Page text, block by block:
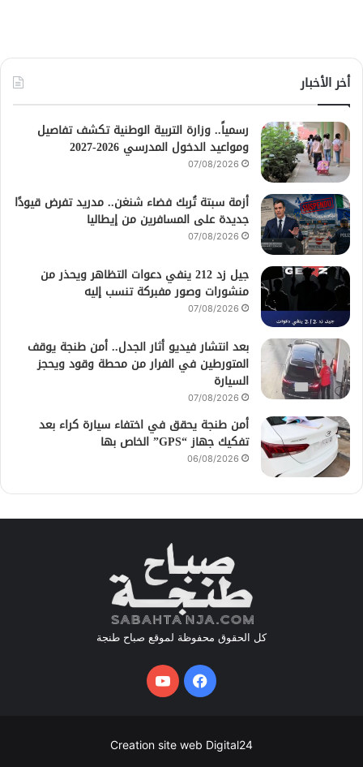
أخر الأخبار
رسمياً.. وزارة التربية الوطنية تكشف تفاصيل
ومواعيد الدخول المدرسي 2026-2027
07/08/2026
أزمة سبتة تُربك فضاء شنغن.. مدريد تفرض قيودًا
جديدة على المسافرين من إيطاليا
07/08/2026
جيل زد 212 ينفي دعوات التظاهر ويحذر من
منشورات وصور مفبركة تنسب إليه
07/08/2026
بعد انتشار فيديو أثار الجدل.. أمن طنجة يوقف
المتورطين في الفرار من محطة وقود ويحجز
السيارة
07/08/2026
أمن طنجة يحقق في اختفاء سيارة كراء بعد
تفكيك جهاز “GPS” الخاص بها
06/08/2026
كل الحقوق محفوظة لموقع صباح طنجة
فيسبوكيوتيوب
Creation site web Digital24